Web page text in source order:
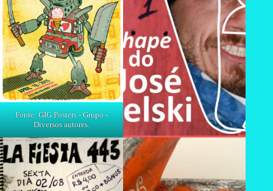
Fonte: GIG Posters - Grupo -
Diversos autores.